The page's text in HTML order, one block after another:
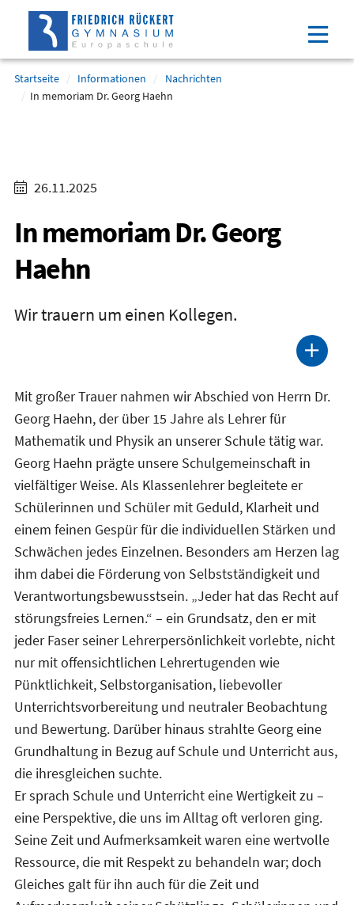
Direkt
Inhalt
(Eingabetaste)
Direkt
Hauptmenu
(Eingabetaste)
Direkt
Suche
(Eingabetaste)
Direkt
Footer
(Eingabetaste)
Startseite Informationen
Nachrichten
In memoriam Dr. Georg Haehn
26.11.2025
In memoriam Dr. Georg
Haehn
Wir trauern um einen Kollegen.
Mit großer Trauer nahmen wir Abschied von Herrn Dr.
Georg Haehn, der über 15 Jahre als Lehrer für
Mathematik und Physik an unserer Schule tätig war.
Georg Haehn prägte unsere Schulgemeinschaft in
vielfältiger Weise. Als Klassenlehrer begleitete er
Schülerinnen und Schüler mit Geduld, Klarheit und
einem feinen Gespür für die individuellen Stärken und
Schwächen jedes Einzelnen. Besonders am Herzen lag
ihm dabei die Förderung von Selbstständigkeit und
Verantwortungsbewusstsein. „Jeder hat das Recht auf
störungsfreies Lernen.“ – ein Grundsatz, den er mit
jeder Faser seiner Lehrerpersönlichkeit vorlebte, nicht
nur mit offensichtlichen Lehrertugenden wie
Pünktlichkeit, Selbstorganisation, liebevoller
Unterrichtsvorbereitung und neutraler Beobachtung
und Bewertung. Darüber hinaus strahlte Georg eine
Grundhaltung in Bezug auf Schule und Unterricht aus,
die ihresgleichen suchte.
Er sprach Schule und Unterricht eine Wertigkeit zu –
eine Perspektive, die uns im Alltag oft verloren ging.
Seine Zeit und Aufmerksamkeit waren eine wertvolle
Ressource, die mit Respekt zu behandeln war; doch
Gleiches galt für ihn auch für die Zeit und